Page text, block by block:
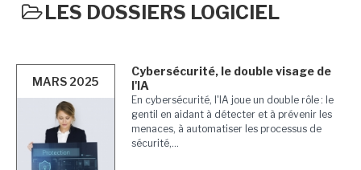
LES DOSSIERS LOGICIEL
MARS 2025
Cybersécurité, le double visage de
l'IA
En cybersécurité, l'IA joue un double rôle : le
gentil en aidant à détecter et à prévenir les
menaces, à automatiser les processus de
sécurité,...